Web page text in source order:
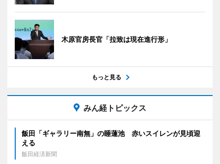
木原官房長官「拉致は現在進行形」
もっと見る
みん経トピックス
飯田「ギャラリー南無」の睡蓮池 赤いスイレンが見頃迎
える
飯田経済新聞